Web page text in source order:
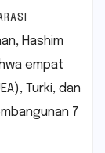
Hashim
empat
Turki, dan
7